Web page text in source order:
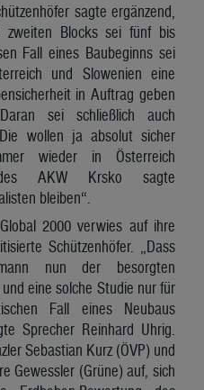
sagte ergänzend,
zweiten Blocks sei fünf bis
Fall eines Baubeginns sei
und Slowenien eine
in Auftrag geben
sei schließlich auch
wollen ja absolut sicher
wieder in Österreich
des AKW Krsko sagte
bleiben“.
2000 verwies auf ihre
Schützenhöfer. „Dass
nun der besorgten
eine solche Studie nur für
Fall eines Neubaus
Sprecher Reinhard Uhrig.
Sebastian Kurz (ÖVP) und
Gewessler (Grüne) auf, sich